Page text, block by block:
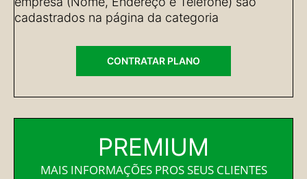
cadastrados na página da categoria
CONTRATAR PLANO
PREMIUM
MAIS INFORMAÇÕES PROS SEUS CLIENTES